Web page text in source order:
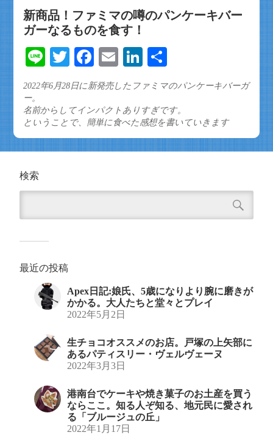
新商品！ファミマの噂のパンケーキバー
ガーなるものを食す！
LineTwitterFacebook
EmailLinkedIn
有
2022年6月28日に新発売したファミマのパンケーキバーガ
ー。
名前からしてインパクトありすぎです。
ということで、簡単に食べた感想を書いていきます
検索
最近の投稿
Apex日記:娘氏、5歳になりより腕に磨きが
かかる。大人たちと堂々とプレイ
2022年5月2日
生チョコオススメのお店。戸塚の上矢部に
あるパティスリー・ヴェルヴェーヌ
2022年3月3日
港南台でケーキや焼き菓子のお土産を買う
ならここ。知る人ぞ知る、地元民に愛され
る「ブルージュの丘」
2022年1月17日